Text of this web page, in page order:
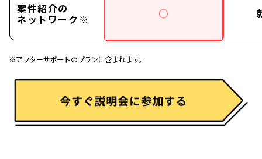
案件紹介の
ネットワーク※ ○
※アフターサポートのプランに含まれます。